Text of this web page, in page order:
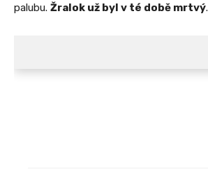
palubu. Žralok už byl v té době mrtvý.